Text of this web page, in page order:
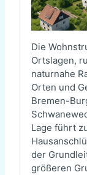
Die
Ortslagen,
naturnahe
Orten und
Bremen-
Lage führt
der
größeren